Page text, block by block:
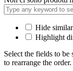
Hide
Highlight
Select the fields to
to rearrange the order.